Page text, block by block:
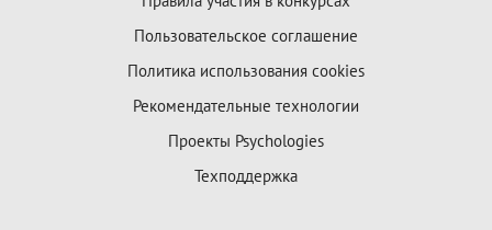
Пользовательское соглашение
Политика использования cookies
Рекомендательные технологии
Проекты Psychologies
Техподдержка